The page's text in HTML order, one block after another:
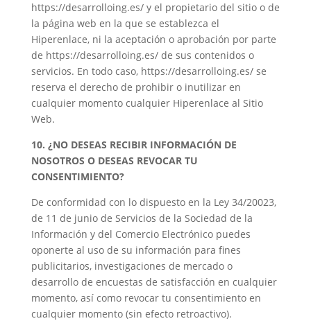
https://desarrolloing.es/ y el propietario del sitio o de
la página web en la que se establezca el
Hiperenlace, ni la aceptación o aprobación por parte
de https://desarrolloing.es/ de sus contenidos o
servicios. En todo caso, https://desarrolloing.es/ se
reserva el derecho de prohibir o inutilizar en
cualquier momento cualquier Hiperenlace al Sitio
Web.
10. ¿NO DESEAS RECIBIR INFORMACIÓN DE
NOSOTROS O DESEAS REVOCAR TU
CONSENTIMIENTO?
De conformidad con lo dispuesto en la Ley 34/20023,
de 11 de junio de Servicios de la Sociedad de la
Información y del Comercio Electrónico puedes
oponerte al uso de su información para fines
publicitarios, investigaciones de mercado o
desarrollo de encuestas de satisfacción en cualquier
momento, así como revocar tu consentimiento en
cualquier momento (sin efecto retroactivo).